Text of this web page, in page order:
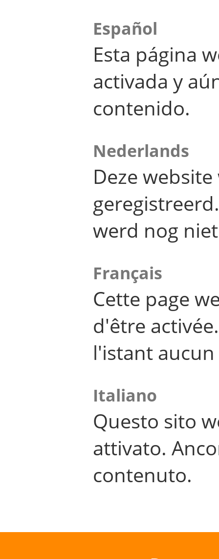
Español
Esta página
activada y
contenido.
Nederlands
Deze
werd nog
Français
Cette page
d'être
l'istant
Italiano
Questo sito
attivato.
contenuto.